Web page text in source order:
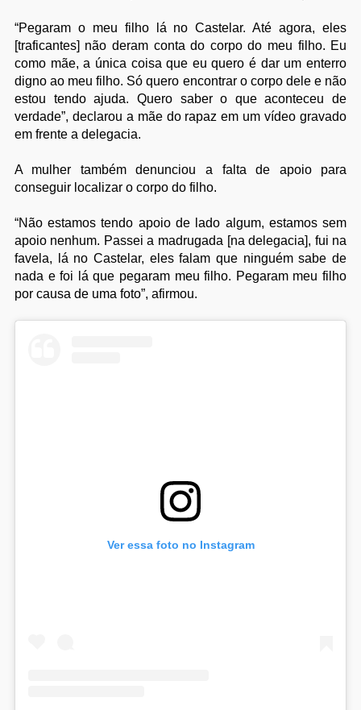
“Pegaram o meu filho lá no Castelar. Até agora, eles
[traficantes] não deram conta do corpo do meu filho. Eu
como mãe, a única coisa que eu quero é dar um enterro
digno ao meu filho. Só quero encontrar o corpo dele e não
estou tendo ajuda. Quero saber o que aconteceu de
verdade”, declarou a mãe do rapaz em um vídeo gravado
em frente a delegacia.
A mulher também denunciou a falta de apoio para
conseguir localizar o corpo do filho.
“Não estamos tendo apoio de lado algum, estamos sem
apoio nenhum. Passei a madrugada [na delegacia], fui na
favela, lá no Castelar, eles falam que ninguém sabe de
nada e foi lá que pegaram meu filho. Pegaram meu filho
por causa de uma foto”, afirmou.
Ver essa foto no Instagram